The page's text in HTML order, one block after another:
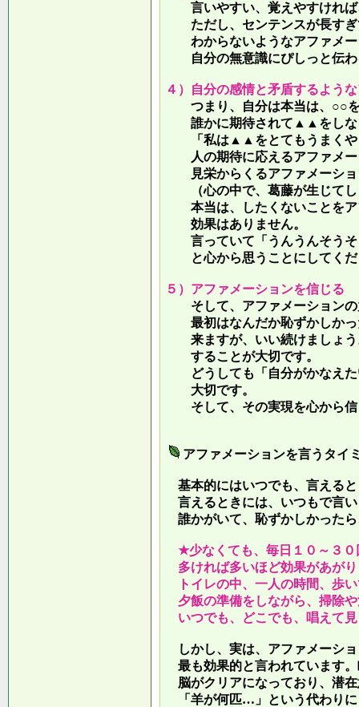
言いやすい、覚えやすければ
ただし、センテンスが長すぎ
わからないようなアファメー
自分の無意識にぴしっと伝わ
４）自分の感情と矛盾するよう
つまり、自分は本当は、○○を
誰かに期待されて▲▲をしな
「私は▲▲をとてもうまくや
人の期待に応えるアファメ
見栄からくるアファメーショ
（心の中で、葛藤が生じてし
本当は、したくないことをア
効果はありません。
言っていて 「うんうんそう
と心から思うことにしてくだ
５）アファメーションを信じる
そして、アファメーションの
最初はなんだか恥ずかしかっ
来ますが、いい続けましょう
することが大切です。
どうしても「自分がかなえた
大切です。
そして、その実現を心から信
アファメーションを言うタイ
基本的にはいつでも、言える
言えるときには、いつもで言
誰かがいて、恥ずかしかった
★少なくても、毎日１０～３０
多ければ多いほど効果があが
トイレの中、一人の時間、歩
夕飯の準備をしながら、掃除
いつでも、どこでも、唱えて
しかし、実は、アファメーシ
最も効果的と言われています
脳がクリアになっており、潜
「羊が何匹…」という代わりに